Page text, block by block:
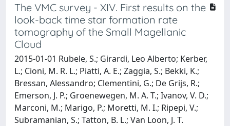
The VMC survey - XIV. First results on the
look-back time star formation rate
tomography of the Small Magellanic
Cloud
2015-01-01 Rubele, S.; Girardi, Leo Alberto; Kerber,
L.; Cioni, M. R. L.; Piatti, A. E.; Zaggia, S.; Bekki, K.;
Bressan, Alessandro; Clementini, G.; De Grijs, R.;
Emerson, J. P.; Groenewegen, M. A. T.; Ivanov, V. D.;
Marconi, M.; Marigo, P.; Moretti, M. I.; Ripepi, V.;
Subramanian, S.; Tatton, B. L.; Van Loon, J. T.